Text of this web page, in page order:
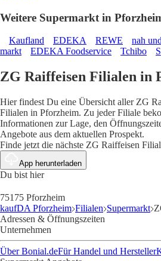
Weitere Supermarkt in
Kaufland EDEKA REWE nah
markt
EDEKA Foodservice Tchibo
ZG Raiffeisen Filialen in
Hier findest Du eine Übersicht aller ZG
Filialen in Pforzheim. Zu jeder Filiale
Informationen zur Lage, den
Angebote aus dem aktuellen Prospekt.
Finde jetzt die nächste ZG Raiffeisen
App herunterladen
Du bist hier
75175 Pforzheim
kaufDA Pforzheim Filialen Supermarkt
Adressen & Öffnungszeiten
Unternehmen
Über Bonial.deFür Handel und Hersteller